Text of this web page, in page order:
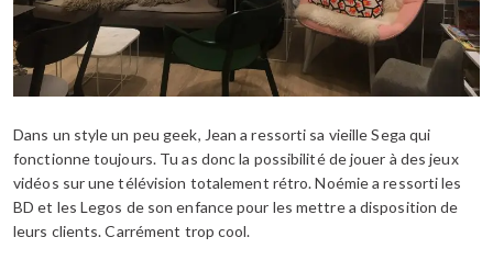
Dans un style un peu geek, Jean a ressorti sa vieille Sega qui
fonctionne toujours. Tu as donc la possibilité de jouer à des jeux
vidéos sur une télévision totalement rétro. Noémie a ressorti les
BD et les Legos de son enfance pour les mettre a disposition de
leurs clients. Carrément trop cool.